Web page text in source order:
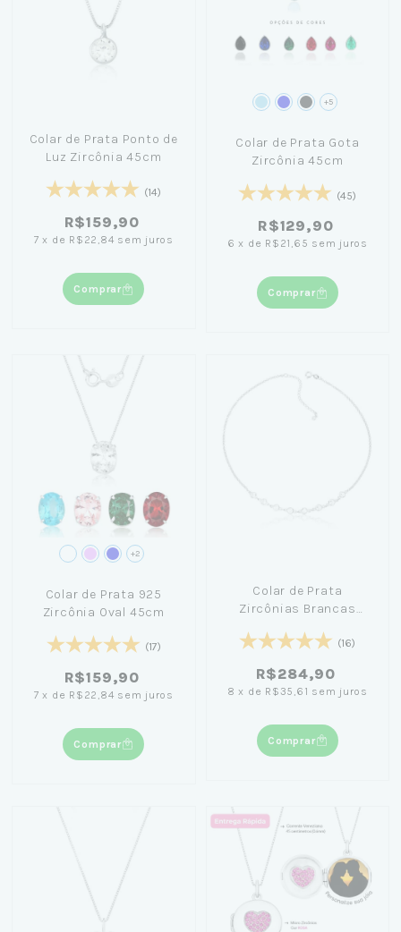
Colar de Prata Ponto de
Luz Zircônia 45cm
(14)
R$159,90
7 x de R$22,84 sem juros
Comprar
+5
Colar de Prata Gota
Zircônia 45cm
(45)
R$129,90
6 x de R$21,65 sem juros
Comprar
+2
Colar de Prata 925
Zircônia Oval 45cm
(17)
R$159,90
7 x de R$22,84 sem juros
Comprar
Colar de Prata
Zircônias Brancas
(16)
R$284,90
8 x de R$35,61 sem juros
Comprar